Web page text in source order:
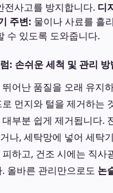
전사고를 방지합니다. 디
주변: 물이나 사료를 흘
수 있도록 도와줍니다.
: 손쉬운 세척 및 관리 방
뛰어난 품질을 오래 유지
먼지와 털을 제거하는
부분 쉽게 제거됩니다.
나, 세탁망에 넣어 세탁
하고, 건조 시에는 직
올바른 관리만으로도 논